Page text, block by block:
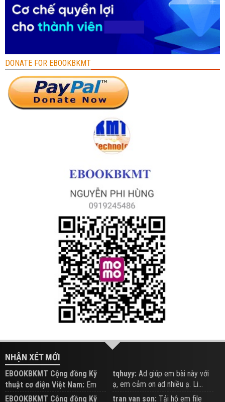
DONATE FOR EBOOKBKMT
NHẬN XÉT MỚI
EBOOKBKMT Cộng đồng Kỹ
thuật cơ điện Việt Nam: Em
đăng trên Group hỗ trợ nhé
tqhuyy: Ad giúp em bài này với
ạ, em cảm ơn ad nhiều ạ. Li...
EBOOKBKMT Cộng đồng Kỹ
tran van son: Tải hộ em file